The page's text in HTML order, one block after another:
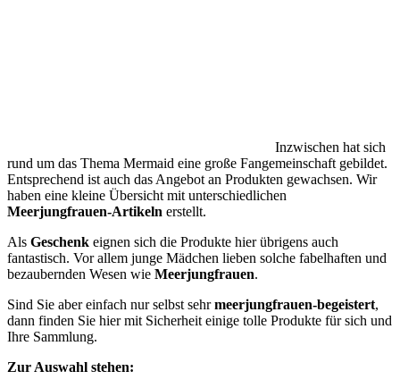
Inzwischen hat sich
rund um das Thema Mermaid eine große Fangemeinschaft gebildet.
Entsprechend ist auch das Angebot an Produkten gewachsen. Wir
haben eine kleine Übersicht mit unterschiedlichen
Meerjungfrauen-Artikeln erstellt.
Als Geschenk eignen sich die Produkte hier übrigens auch
fantastisch. Vor allem junge Mädchen lieben solche fabelhaften und
bezaubernden Wesen wie Meerjungfrauen.
Sind Sie aber einfach nur selbst sehrmeerjungfrauen-begeistert,
dann finden Sie hier mit Sicherheit einige tolle Produkte für sich und
Ihre Sammlung.
Zur Auswahl stehen: